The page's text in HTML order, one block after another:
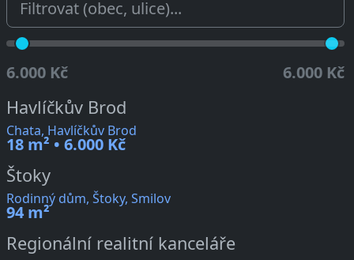
6.000 Kč 6.000 Kč
Havlíčkův Brod
Chata, Havlíčkův Brod
18 m² • 6.000 Kč
Štoky
Rodinný dům, Štoky, Smilov
94 m²
Regionální realitní kanceláře